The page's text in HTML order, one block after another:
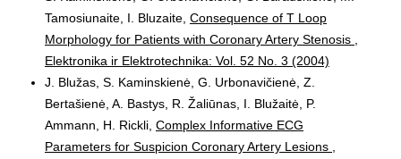
Tamosiunaite, I. Bluzaite, Consequence of T Loop
Morphology for Patients with Coronary Artery Stenosis
Elektronika ir Elektrotechnika: Vol. 52 No. 3 (2004)
J. Blužas, S. Kaminskienė, G. Urbonavičienė, Z.
Bertašienė, A. Bastys, R. Žaliūnas, I. Blužaitė, P.
Ammann, H. Rickli, Complex Informative ECG
Parameters for Suspicion Coronary Artery Lesions